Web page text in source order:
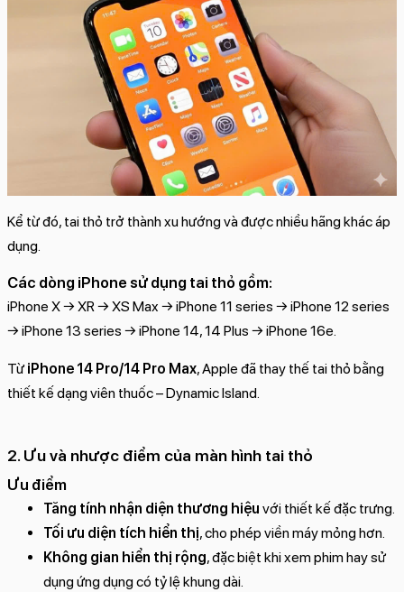
Kể từ đó, tai thỏ trở thành xu hướng và được nhiều hãng khác áp
dụng.
Các dòng iPhone sử dụng tai thỏ gồm:
iPhone X → XR → XS Max → iPhone 11 series → iPhone 12 series
→ iPhone 13 series → iPhone 14, 14 Plus → iPhone 16e.
TừiPhone 14 Pro/14 Pro Max, Apple đã thay thế tai thỏ bằng
thiết kế dạng viên thuốc – Dynamic Island.
2. Ưu và nhược điểm của màn hình tai thỏ
Ưu điểm
Tăng tính nhận diện thương hiệu với thiết kế đặc trưng.
Tối ưu diện tích hiển thị, cho phép viền máy mỏng hơn.
Không gian hiển thị rộng, đặc biệt khi xem phim hay sử
dụng ứng dụng có tỷ lệ khung dài.